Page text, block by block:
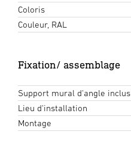
Coloris
Couleur, RAL
Fixation/ assemblage
Support mural d'angle inclus
Lieu d'installation
Montage